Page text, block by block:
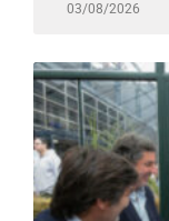
03/08/2026